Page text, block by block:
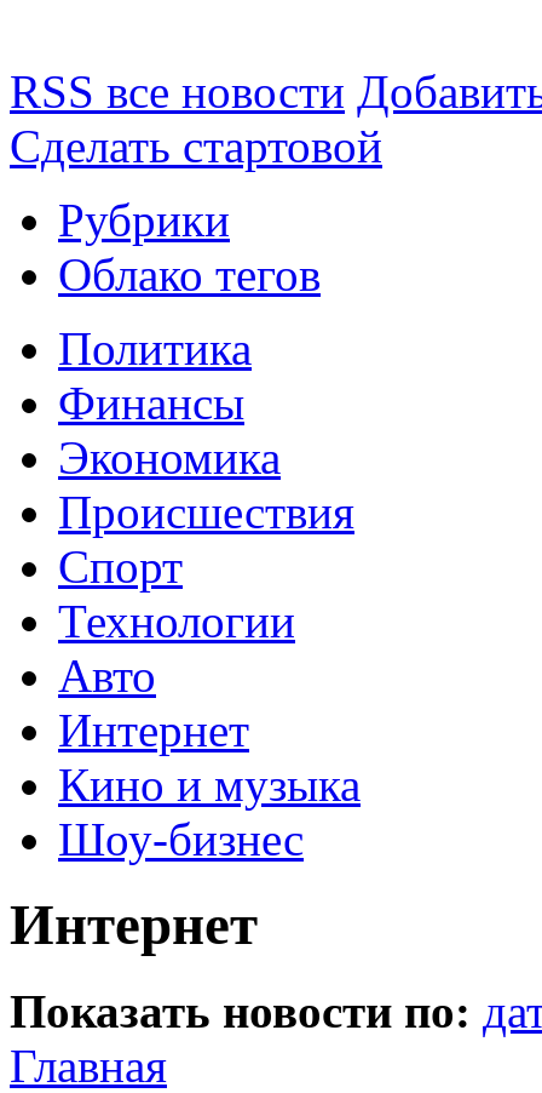
RSS все новости
Сделать стартовой
Рубрики
Облако тегов
Политика
Финансы
Экономика
Происшествия
Спорт
Технологии
Авто
Интернет
Кино и музыка
Шоу-бизнес
Интернет
Показать новости по:
Главная